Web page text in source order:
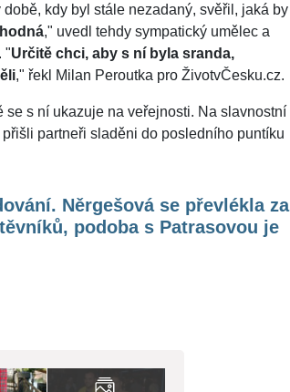
době, kdy byl stále nezadaný, svěřil, jaká by
," uvedl tehdy sympatický umělec a
"Určitě chci, aby s ní byla sranda,
," řekl Milan Peroutka pro ŽivotvČesku.cz.
s ní ukazuje na veřejnosti. Na slavnostní
partneři sladěni do posledního puntíku
Něrgešová se převlékla za
podoba s Patrasovou je